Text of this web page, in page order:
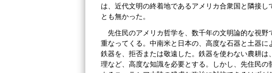
は、近代文明の終着地であるアメリカ合衆国と隣接し
とも無かった。
先住民のアメリカ哲学を、数千年の文明論的な視野
重なってくる。中南米と日本の、高度な石器と土器
鉄器を、拒否または敬遠した。鉄器を使わない農耕
理など、高度な知識を必要とする。しかし、先住民